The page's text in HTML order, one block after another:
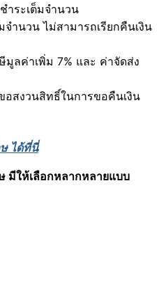
ำระเต็มจำนวน
จำนวน ไม่สามารถเรียกคืนเงิน
มูลค่าเพิ่ม 7% และ ค่าจัดส่ง
อสงวนสิทธิ์ในการขอคืนเงิน
ได้ที่นี่
มีให้เลือกหลากหลายแบบ